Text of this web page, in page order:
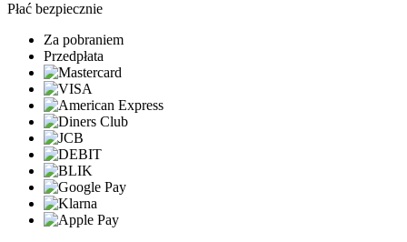
Płać bezpiecznie
Za pobraniem
Przedpłata